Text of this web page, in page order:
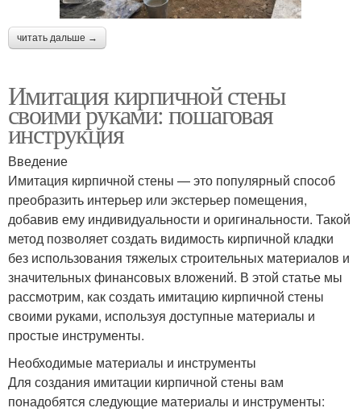
читать дальше →
Имитация кирпичной стены
своими руками: пошаговая
инструкция
Введение
Имитация кирпичной стены — это популярный способ
преобразить интерьер или экстерьер помещения,
добавив ему индивидуальности и оригинальности. Такой
метод позволяет создать видимость кирпичной кладки
без использования тяжелых строительных материалов и
значительных финансовых вложений. В этой статье мы
рассмотрим, как создать имитацию кирпичной стены
своими руками, используя доступные материалы и
простые инструменты.
Необходимые материалы и инструменты
Для создания имитации кирпичной стены вам
понадобятся следующие материалы и инструменты: